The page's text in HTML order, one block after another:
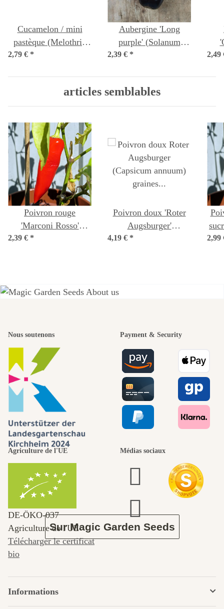
Cucamelon / mini
pastèque (Melothria
scabra) graines
2,79 € *
Aubergine 'Long
purple' (Solanum
melongena) graines
2,39 € * 2,49
articles semblables
Poivron rouge
'Marconi Rosso'
(Capsicum annuum)
2,39 € *
Poivron doux 'Roter
Augsburger'
(Capsicum annuum)
4,19 € * 2,99
beaux
chemins
menant vers
nous-mêmes,
passe par le
jardin.
Sur Magic Garden Seeds
Nous soutenons Payment & Security
Agriculture de l'UE
DE‑ÖKO‑037
Agriculture de l'UE
Télécharger le certificat
bio
Médias sociaux
Informations